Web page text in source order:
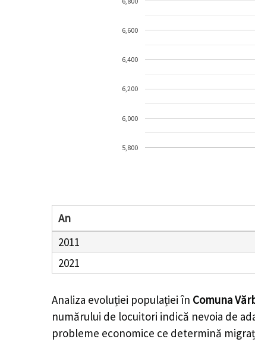
5,800
6,000
6,200
6,400
6,600
An
2011
2021
Analiza evoluției populației în Comuna
numărului de locuitori indică nevoia de
probleme economice ce determină